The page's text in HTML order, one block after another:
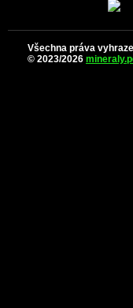
Všechna práva
© 2023/2026